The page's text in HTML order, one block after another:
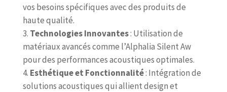
vos besoins spécifiques avec des produits de
haute qualité.
Technologies Innovantes: Utilisation de
matériaux avancés comme l’Alphalia Silent Aw
pour des performances acoustiques optimales.
Esthétique et Fonctionnalité: Intégration de
solutions acoustiques qui allient design et